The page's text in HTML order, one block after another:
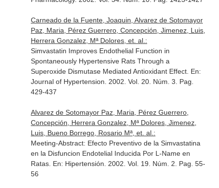
Carneado de la Fuente, Joaquin, Alvarez de Sotomayor
Paz, Maria, Pérez Guerrero, Concepción, Jimenez, Luis,
Herrera Gonzalez, Mª Dolores, et. al.:
Simvastatin Improves Endothelial Function in
Spontaneously Hypertensive Rats Through a
Superoxide Dismutase Mediated Antioxidant Effect. En:
Journal of Hypertension . 2002. Vol. 20. Núm. 3. Pag.
429-437
Alvarez de Sotomayor Paz, Maria, Pérez Guerrero,
Concepción, Herrera Gonzalez, Mª Dolores, Jimenez,
Luis, Bueno Borrego, Rosario Mª, et. al.:
Meeting-Abstract: Efecto Preventivo de la Simvastatina
en la Disfuncion Endotelial Inducida Por L-Name en
Ratas. En: Hipertensión . 2002. Vol. 19. Núm. 2. Pag. 55-
56